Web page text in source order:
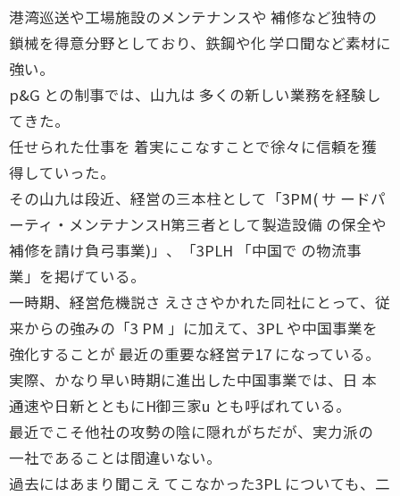
港湾巡送や工場施設のメンテナンスや 補修など独特の
鎖械を得意分野としており、鉄鋼や化 学口聞など素材に
強い。
p&G との制事では、山九は 多くの新しい業務を経験し
てきた。
任せられた仕事を 着実にこなすことで徐々に信頼を獲
得していった。
その山九は段近、経営の三本柱として「3PM( サ ードパ
ーティ・メンテナンスH第三者として製造設備 の保全や
補修を請け負弓事業)」、「3PLH 「中国で の物流事
業」を掲げている。
一時期、経営危機説さ えささやかれた同社にとって、従
来からの強みの「3 PM 」に加えて、3PL や中国事業を
強化することが 最近の重要な経営テ17 になっている。
実際、かなり早い時期に進出した中国事業では、日 本
通速や日新とともにH御三家u とも呼ばれている。
最近でこそ他社の攻勢の陰に隠れがちだが、実力派の
一社であることは間違いない。
過去にはあまり聞こえ てこなかった3PL についても、二